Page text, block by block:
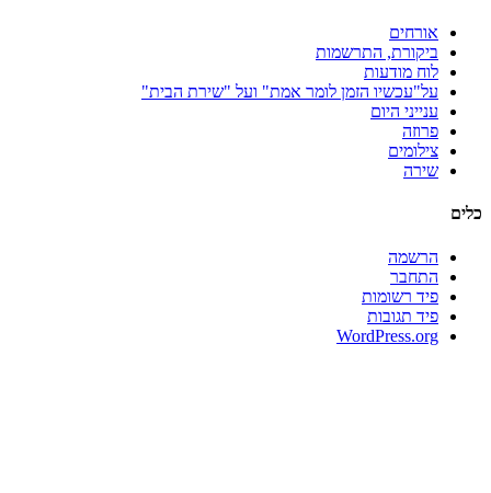
אורחים
ביקורת, התרשמות
לוח מודעות
על"עכשיו הזמן לומר אמת" ועל "שירת הבית"
ענייני היום
פרוזה
צילומים
שירה
כלים
הרשמה
התחבר
פיד רשומות
פיד תגובות
WordPress.org